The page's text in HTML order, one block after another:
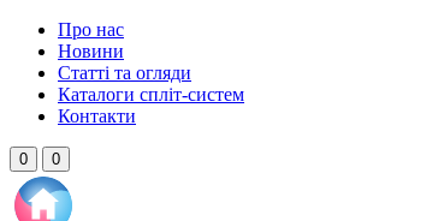
Про нас
Новини
Статті та огляди
Каталоги спліт-систем
Контакти
0 0